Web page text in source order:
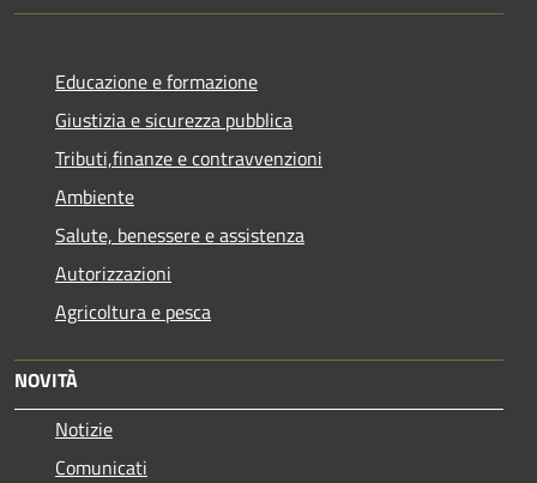
Educazione e formazione
Giustizia e sicurezza pubblica
Tributi,finanze e contravvenzioni
Ambiente
Salute, benessere e assistenza
Autorizzazioni
Agricoltura e pesca
NOVITÀ
Notizie
Comunicati